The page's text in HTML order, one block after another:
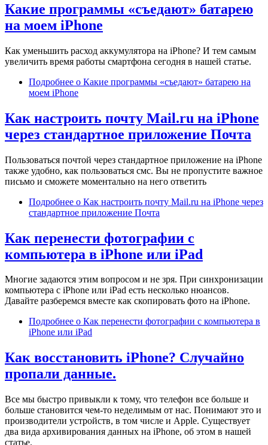
Какие программы «съедают» батарею
на моем iPhone
Как уменьшить расход аккумулятора на iPhone? И тем самым
увеличить время работы смартфона сегодня в нашей статье.
Подробнее о Какие программы «съедают» батарею на
моем iPhone
Как настроить почту Mail.ru на iPhone
через стандартное приложение Почта
Пользоваться почтой через стандартное приложение на iPhone
также удобно, как пользоваться смс. Вы не пропустите важное
письмо и сможете моментально на него ответить
Подробнее о Как настроить почту Mail.ru на iPhone через
стандартное приложение Почта
Как перенести фотографии с
компьютера в iPhone или iPad
Многие задаются этим вопросом и не зря. При синхронизации
компьютера с iPhone или iPad есть несколько нюансов.
Давайте разберемся вместе как скопировать фото на iPhone.
Подробнее о Как перенести фотографии с компьютера в
iPhone или iPad
Как восстановить iPhone? Случайно
пропали данные.
Все мы быстро привыкли к тому, что телефон все больше и
больше становится чем-то неделимым от нас. Понимают это и
производители устройств, в том числе и Apple. Существует
два вида архивирования данных на iPhone, об этом в нашей
статье.